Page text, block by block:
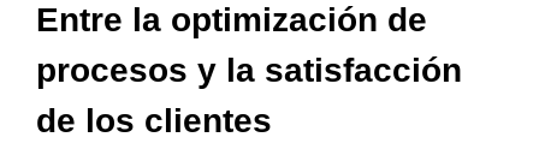
Entre la optimización de
procesos y la satisfacción
de los clientes